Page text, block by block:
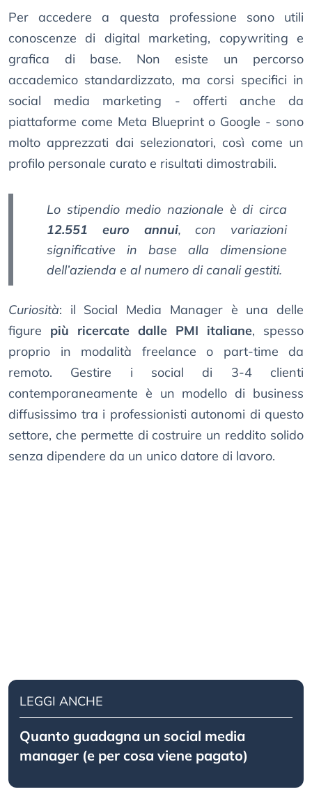
Per accedere a questa professione sono utili
conoscenze di digital marketing, copywriting e
grafica di base. Non esiste un percorso
accademico standardizzato, ma corsi specifici in
social media marketing - offerti anche da
piattaforme come Meta Blueprint o Google - sono
molto apprezzati dai selezionatori, così come un
profilo personale curato e risultati dimostrabili.
Lo stipendio medio nazionale è di circa
12.551 euro annui, con variazioni
significative in base alla dimensione
dell’azienda e al numero di canali gestiti.
Curiosità: il Social Media Manager è una delle
figure più ricercate dalle PMI italiane, spesso
proprio in modalità freelance o part-time da
remoto. Gestire i social di 3-4 clienti
contemporaneamente è un modello di business
diffusissimo tra i professionisti autonomi di questo
settore, che permette di costruire un reddito solido
senza dipendere da un unico datore di lavoro.
LEGGI ANCHE
Quanto guadagna un social media
manager (e per cosa viene pagato)